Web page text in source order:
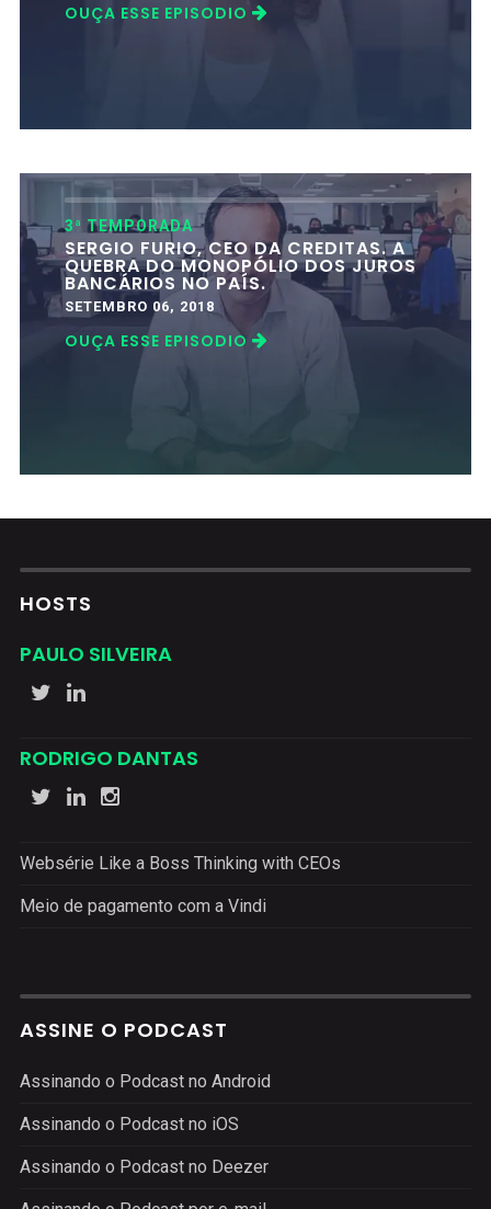
OUÇA ESSE EPISODIO
3ª TEMPORADA
SERGIO FURIO, CEO DA CREDITAS. A
QUEBRA DO MONOPÓLIO DOS JUROS
BANCÁRIOS NO PAÍS.
SETEMBRO 06, 2018
OUÇA ESSE EPISODIO
HOSTS
PAULO SILVEIRA
RODRIGO DANTAS
Websérie Like a Boss Thinking with CEOs
Meio de pagamento com a Vindi
ASSINE O PODCAST
Assinando o Podcast no Android
Assinando o Podcast no iOS
Assinando o Podcast no Deezer